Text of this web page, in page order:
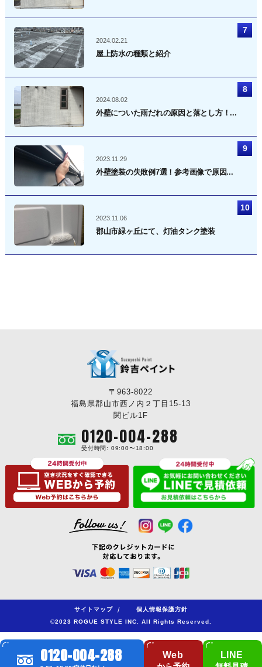
2024.02.21
屋上防水の種類と紹介
2024.08.02
外壁についた雨だれの原因と落とし方！...
2023.11.29
外壁塗装の失敗例7選！参考画像で原因...
2023.11.06
郡山市緑ヶ丘にて、灯油タンク塗装
〒963-8022
福島県郡山市西ノ内２丁目15-13
関ビル1F
0120-004-288
受付時間: 09:00〜18:00
サイトマップ /
個人情報保護方針
©2023 ROGUE STYLE INC. All Rights Reserved.
0120-004-288 Web LINE